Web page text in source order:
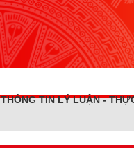
THÔNG TIN LÝ LUẬN -